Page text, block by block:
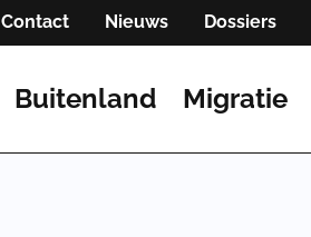
Contact Nieuws Dossiers
Buitenland Migratie